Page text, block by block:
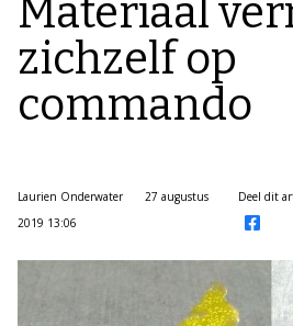
Materiaal
zichzelf op
commando
Laurien Onderwater
27 augustus
2019 13:06
Deel dit